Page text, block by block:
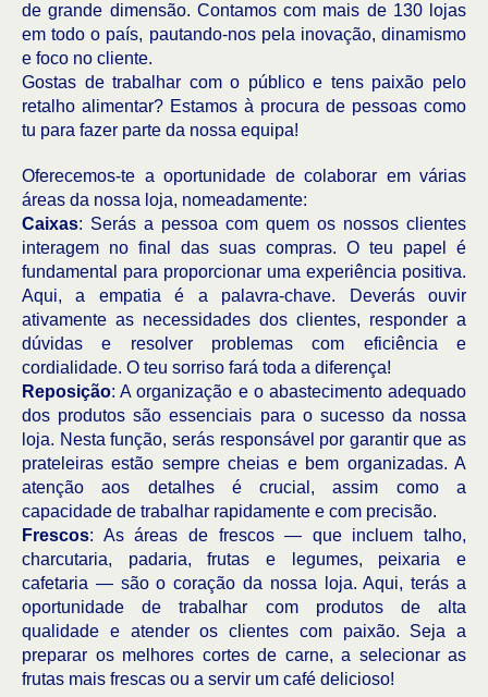
de grande dimensão. Contamos com mais de 130 lojas
em todo o país, pautando-nos pela inovação, dinamismo
e foco no cliente.
Gostas de trabalhar com o público e tens paixão pelo
retalho alimentar? Estamos à procura de pessoas como
tu para fazer parte da nossa equipa!
Oferecemos-te a oportunidade de colaborar em várias
áreas da nossa loja, nomeadamente:
Caixas: Serás a pessoa com quem os nossos clientes
interagem no final das suas compras. O teu papel é
fundamental para proporcionar uma experiência positiva.
Aqui, a empatia é a palavra-chave. Deverás ouvir
ativamente as necessidades dos clientes, responder a
dúvidas e resolver problemas com eficiência e
cordialidade. O teu sorriso fará toda a diferença!
Reposição: A organização e o abastecimento adequado
dos produtos são essenciais para o sucesso da nossa
loja. Nesta função, serás responsável por garantir que as
prateleiras estão sempre cheias e bem organizadas. A
atenção aos detalhes é crucial, assim como a
capacidade de trabalhar rapidamente e com precisão.
Frescos: As áreas de frescos — que incluem talho,
charcutaria, padaria, frutas e legumes, peixaria e
cafetaria — são o coração da nossa loja. Aqui, terás a
oportunidade de trabalhar com produtos de alta
qualidade e atender os clientes com paixão. Seja a
preparar os melhores cortes de carne, a selecionar as
frutas mais frescas ou a servir um café delicioso!